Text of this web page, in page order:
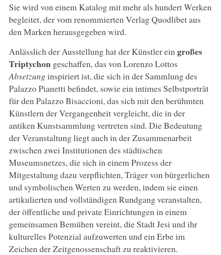
Sie wird von einem Katalog mit mehr als hundert Werken
begleitet, der vom renommierten Verlag Quodlibet aus
den Marken herausgegeben wird.
Anlässlich der Ausstellung hat der Künstler ein großes
Triptychon geschaffen, das von Lorenzo Lottos
Absetzunginspiriert ist, die sich in der Sammlung des
Palazzo Pianetti befindet, sowie ein intimes Selbstporträt
für den Palazzo Bisaccioni, das sich mit den berühmten
Künstlern der Vergangenheit vergleicht, die in der
antiken Kunstsammlung vertreten sind. Die Bedeutung
der Veranstaltung liegt auch in der Zusammenarbeit
zwischen zwei Institutionen des städtischen
Museumsnetzes, die sich in einem Prozess der
Mitgestaltung dazu verpflichten, Träger von bürgerlichen
und symbolischen Werten zu werden, indem sie einen
artikulierten und vollständigen Rundgang veranstalten,
der öffentliche und private Einrichtungen in einem
gemeinsamen Bemühen vereint, die Stadt Jesi und ihr
kulturelles Potenzial aufzuwerten und ein Erbe im
Zeichen der Zeitgenossenschaft zu reaktivieren.